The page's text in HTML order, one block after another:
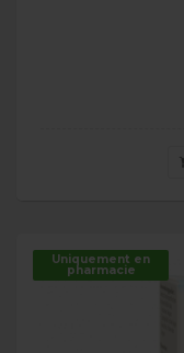
Uniquement en
pharmacie